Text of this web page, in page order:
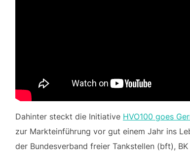
Dahinter steckt die Initiative HVO100 goes
zur Markteinführung vor gut einem Jahr ins
der Bundesverband freier Tankstellen (bft),